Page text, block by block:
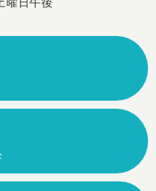
曜日午後